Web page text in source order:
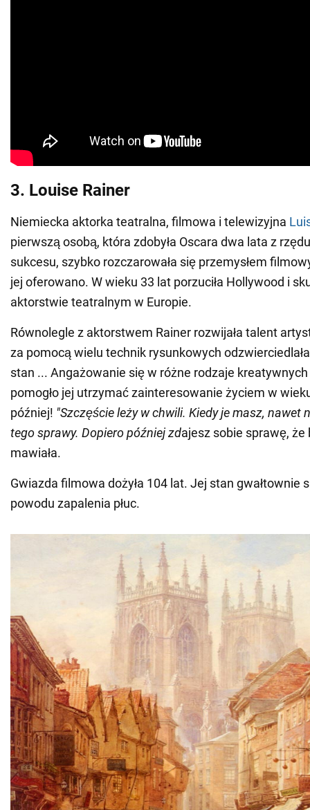
3. Louise Rainer
Niemiecka aktorka teatralna, filmowa i telewizyjna
pierwszą osobą, która zdobyła Oscara dwa lata z
sukcesu, szybko rozczarowała się przemysłem
jej oferowano. W wieku 33 lat porzuciła Hollywood i
aktorstwie teatralnym w Europie.
Równolegle z aktorstwem Rainer rozwijała talent
za pomocą wielu technik rysunkowych
stan ... Angażowanie się w różne rodzaje
pomogło jej utrzymać zainteresowanie życiem w
później! "Szczęście leży w chwili. Kiedy je masz, nawet
tego sprawy. Dopiero później zdajesz sobie sprawę, że
mawiała.
Gwiazda filmowa dożyła 104 lat. Jej stan gwałtownie
powodu zapalenia płuc.